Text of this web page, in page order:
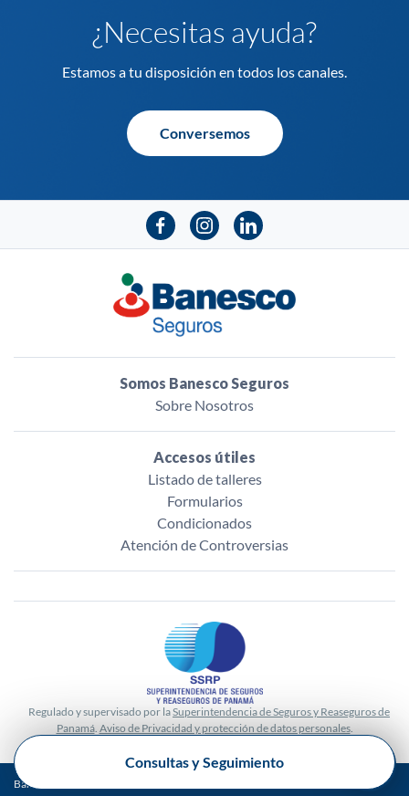
¿Necesitas ayuda?
Estamos a tu disposición en todos los canales.
Conversemos
Somos Banesco Seguros
Sobre Nosotros
Accesos útiles
Listado de talleres
Formularios
Condicionados
Atención de Controversias
Regulado y supervisado por laSuperintendencia de Seguros y Reaseguros de
Panamá. Aviso de Privacidad y protección de datos personales.
Banesco Seguros Panamá. Todos los derechos reservados. © Copyright 2025.
Consultas y Seguimiento